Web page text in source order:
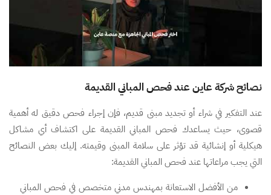
نصائح شركة عاين عند فحص المباني القديمة
عند التفكير في شراء أو تجديد مبنى قديم، فإن إجراء فحص دقيق له أهمية
قصوى، حيث يساعدك فحص المباني القديمة على اكتشاف أي مشاكل
هيكلية أو إنشائية قد تؤثر على سلامة المبنى وقيمته. إليك بعض النصائح
التي يجب مراعاتها عند فحص المباني القديمة:
من الأفضل الاستعانة بمهندس مدني متخصص في فحص المباني